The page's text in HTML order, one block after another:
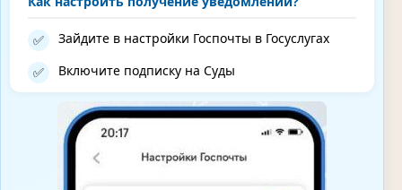
✅ Зайдите в настройки Госпочты в Госуслугах
✅ Включите подписку на Суды